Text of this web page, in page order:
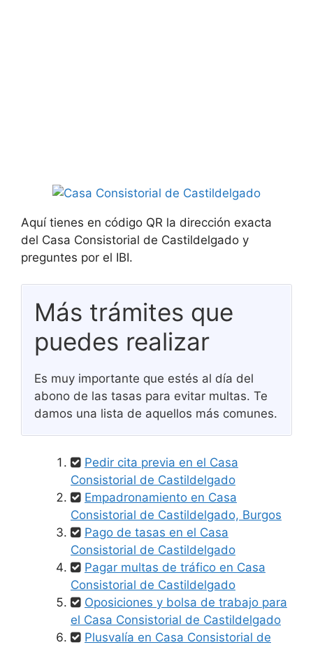
Aquí tienes en código QR la dirección exacta
del Casa Consistorial de Castildelgado y
preguntes por el IBI.
Más trámites que
puedes realizar
Es muy importante que estés al día del
abono de las tasas para evitar multas. Te
damos una lista de aquellos más comunes.
Pedir cita previa en el Casa
Consistorial de Castildelgado
Empadronamiento en Casa
Consistorial de Castildelgado, Burgos
Pago de tasas en el Casa
Consistorial de Castildelgado
Pagar multas de tráfico en Casa
Consistorial de Castildelgado
Oposiciones y bolsa de trabajo para
el Casa Consistorial de Castildelgado
Plusvalía en Casa Consistorial de